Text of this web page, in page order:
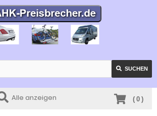
SUCHEN
Alle anzeigen ( 0 )